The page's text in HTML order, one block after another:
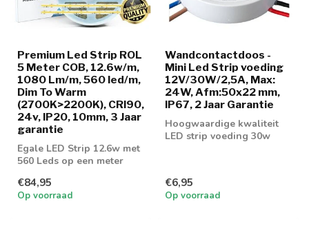
Premium Led Strip ROL
5 Meter COB, 12.6w/m,
1080 Lm/m, 560 led/m,
Dim To Warm
(2700K>2200K), CRI90,
24v, IP20, 10mm, 3 Jaar
garantie
Egale LED Strip 12.6w met
560 Leds op een meter
Techniek met Di...
€84,95
Op voorraad
Wandcontactdoos -
Mini Led Strip voeding
12V/30W/2,5A, Max:
24W, Afm:50x22 mm,
IP67, 2 Jaar Garantie
Hoogwaardige kwaliteit
LED strip voeding 30w
€6,95
Op voorraad